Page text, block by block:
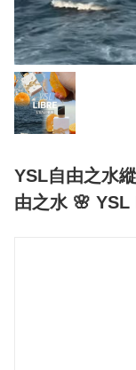
YSL自由之水
由之水 🌸 YSL